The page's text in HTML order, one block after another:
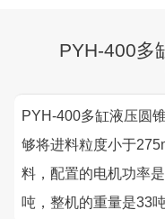
PYH-400多
PYH-400多缸液压圆
够将进料粒度小于
料，配置的电机功率
吨，整机的重量是33吨
项目业主
咨